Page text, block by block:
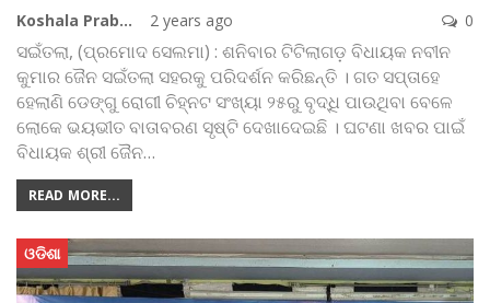
Koshala Prabaha 2 years ago 0
ସଇଁତଲା, (ପ୍ରମୋଦ ସେଲମା) : ଶନିବାର ଟିଟିଲାଗଡ଼ ବିଧାୟକ ନବୀନ
କୁମାର ଜୈନ ସଇଁତଲା ସହରକୁ ପରିଦର୍ଶନ କରିଛନ୍ତି । ଗତ ସପ୍ତାହେ
ହେଲାଣି ଡେଙ୍ଗୁ ରୋଗୀ ଚିହ୍ନଟ ସଂଖ୍ୟା ୨୫ରୁ ବୃଦ୍ଧି ପାଉଥିବା ବେଳେ
ଲୋକେ ଭୟଭୀତ ବାତାବରଣ ସୃଷ୍ଟି ଦେଖାଦେଇଛି । ଘଟଣା ଖବର ପାଇଁ
ବିଧାୟକ ଶ୍ରୀ ଜୈନ…
READ MORE...
ଓଡିଶା